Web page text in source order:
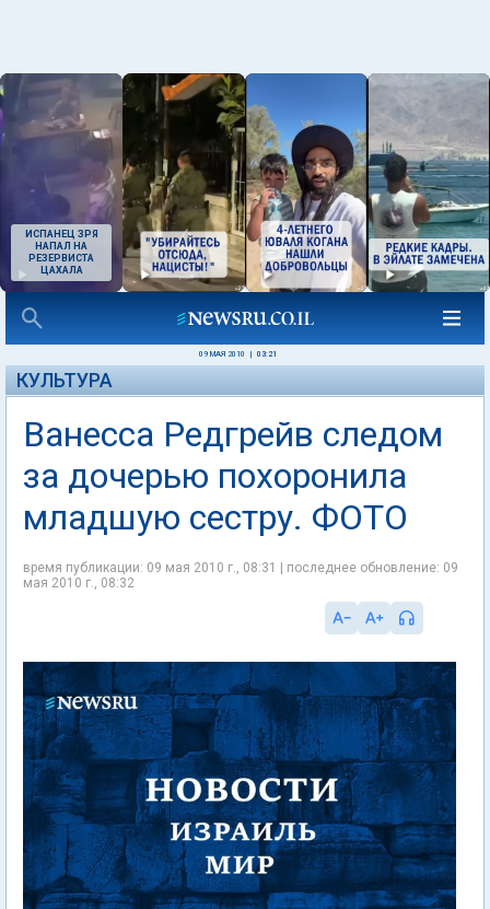
ИСПАНЕЦ ЗРЯ
НАПАЛ НА
РЕЗЕРВИСТА
ЦАХАЛА
09 МАЯ 2010 03:21
КУЛЬТУРА
Ванесса Редгрейв следом
за дочерью похоронила
младшую сестру. ФОТО
время публикации: 09 мая 2010 г., 08:31 | последнее обновление: 09
мая 2010 г., 08:32